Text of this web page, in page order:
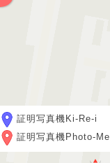
証明写真機Ki-Re-i
証明写真機Photo-Me